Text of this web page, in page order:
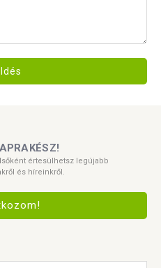
értesülhetsz legújabb
és híreinkről.